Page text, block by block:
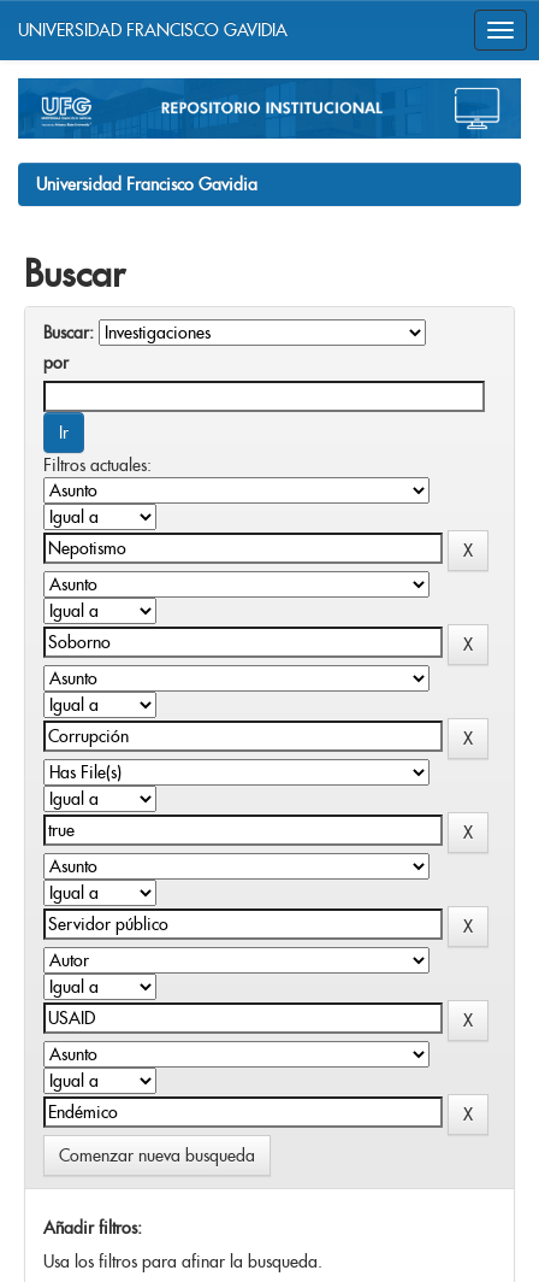
navigation
UNIVERSIDAD FRANCISCO GAVIDIA
Universidad Francisco Gavidia
Buscar
Buscar:
por
Filtros actuales:
Comenzar nueva busqueda
Añadir filtros:
Usa los filtros para afinar la busqueda.